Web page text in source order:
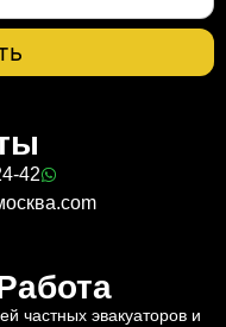
42
частных эвакуаторов и